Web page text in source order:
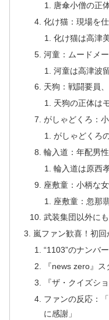
唐傘小僧の正
化け猫：現場を
化け猫は高津
河童：ムードメ
河童は高津波
天狗：戦闘要員
天狗の正体は
がしゃどくろ：
がしゃどくろ
輪入道：年配男
輪入道は原西
座敷童：小柄な
座敷童：忽那
武装集団以外に
嵐ファン歓喜！初回
“1103”のナンバ
『news zero』
『ザ・クイズシ
ファンの反応：
に感謝」